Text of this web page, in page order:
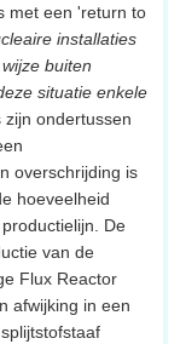
met een 'return to
installaties
buiten
situatie enkele
ondertussen
overschrijding is
hoeveelheid
De
van de
Flux Reactor
afwijking in een